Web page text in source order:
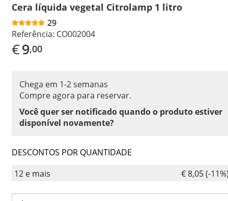
Cera líquida vegetal Citrolamp 1 litro
29
Referência: CO002004
€9,00
Chega em 1-2 semanas
Compre agora para reservar.
Você quer ser notificado quando o produto estiver
disponível novamente?
DESCONTOS POR QUANTIDADE
12 e mais
€ 8,05 (-